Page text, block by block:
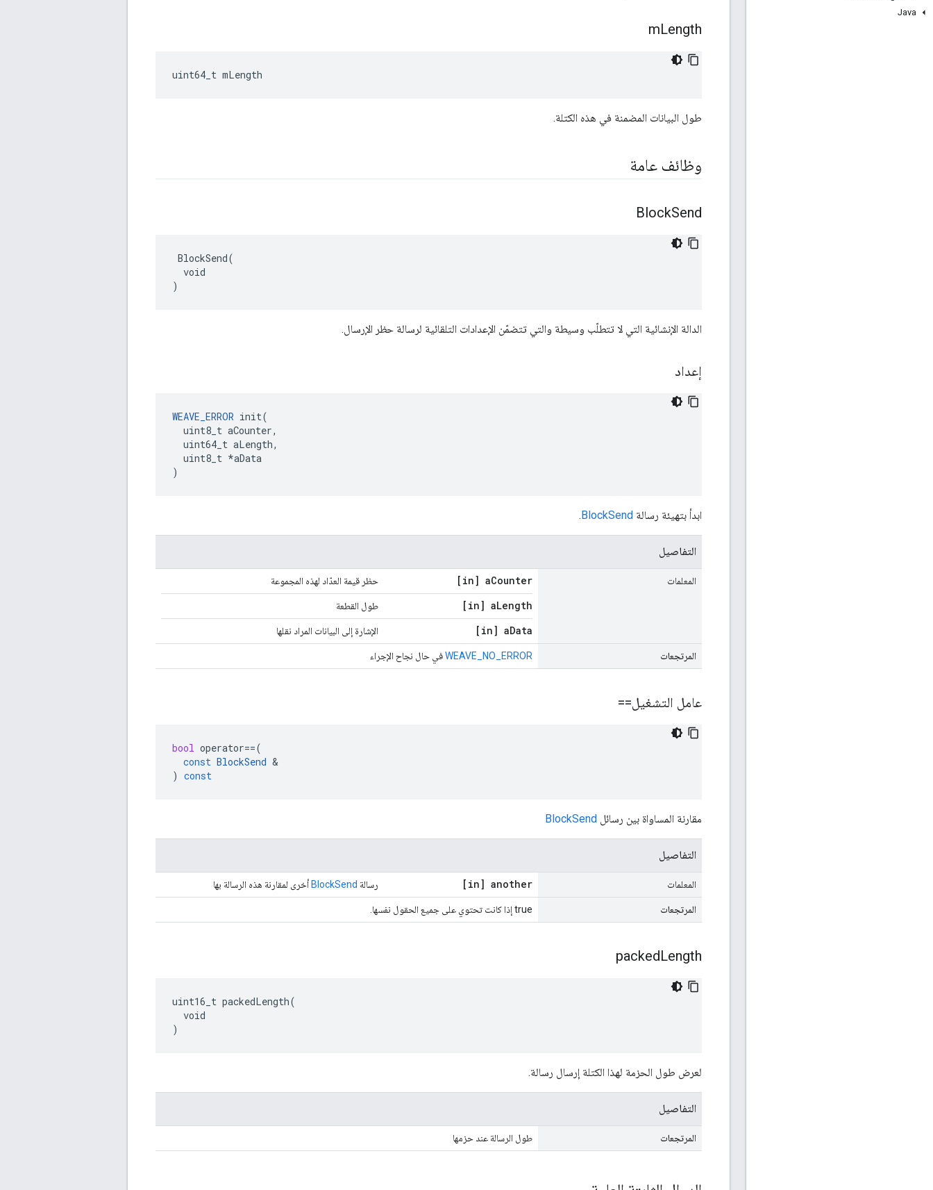
Java
mLength
uint64_t mLength
طول البيانات المضمنة في هذه الكتلة.
وظائف عامة
BlockSend
BlockSend(
  void
)
الدالة الإنشائية التي لا تتطلّب وسيطة والتي تتضمّن الإعدادات التلقائية لرسالة حظر الإرسال.
إعداد
WEAVE_ERROR init(
  uint8_t aCounter,
  uint64_t aLength,
  uint8_t *aData
)
ابدأ بتهيئة رسالة BlockSend
.
التفاصيل
المعلمات [in] aCounter حظر قيمة العدّاد لهذه المجموعة
[in] aLength طول القطعة
[in] aData الإشارة إلى البيانات المراد نقلها
المرتجعات WEAVE_NO_ERRORفي حال نجاح الإجراء
عامل التشغيل==
bool operator==(
const BlockSend &
) const
مقارنة المساواة بين رسائل BlockSend
التفاصيل
المعلمات [in] another رسالة BlockSend أخرى لمقارنة هذه الرسالة بها
المرتجعات true إذا كانت تحتوي على جميع الحقول نفسها.
packedLength
uint16_t packedLength(
  void
)
لعرض طول الحزمة لهذا الكتلة إرسال رسالة.
التفاصيل
المرتجعات طول الرسالة عند حزمها